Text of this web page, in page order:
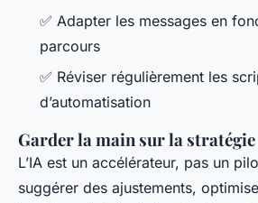
✅ Adapter les messages en
parcours
✅ Réviser régulièrement les
d’automatisation
Garder la main sur la stratégie
L’IA est un accélérateur, pas un
suggérer des ajustements,